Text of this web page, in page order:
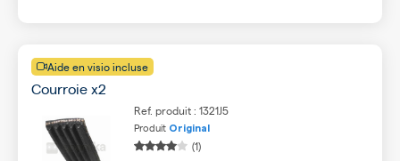
Aide en visio incluse
Courroie x2
Ref. produit : 1321J5
Produit Original
(1)